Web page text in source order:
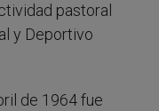
pastoral
y Deportivo
de 1964 fue